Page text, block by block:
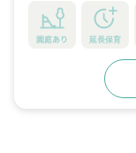
園庭あり 延長保育